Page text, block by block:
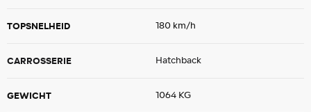
TOPSNELHEID 180 km/h
CARROSSERIE Hatchback
GEWICHT 1064 KG